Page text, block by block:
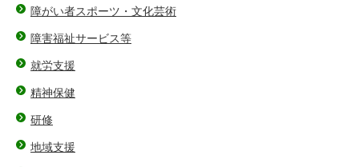
障がい者スポーツ・文化芸術
障害福祉サービス等
就労支援
精神保健
研修
地域支援